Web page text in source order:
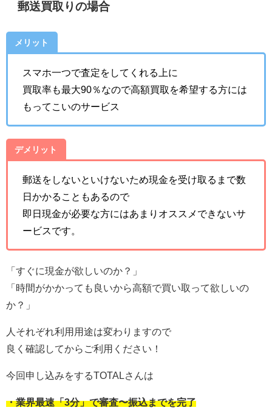
郵送買取りの場合
メリット
スマホ一つで査定をしてくれる上に
買取率も最大90％なので高額買取を希望する方には
もってこいのサービス
デメリット
郵送をしないといけないため現金を受け取るまで数
日かかることもあるので
即日現金が必要な方にはあまりオススメできないサ
ービスです。
「すぐに現金が欲しいのか？」
「時間がかかっても良いから高額で買い取って欲しいの
か？」
人それぞれ利用用途は変わりますので
良く確認してからご利用ください！
今回申し込みをするTOTALさんは
・業界最速「3分」で審査〜振込までを完了